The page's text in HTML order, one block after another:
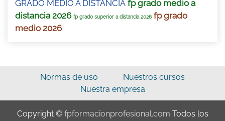
GRADO MEDIO A DISTANCIA fp grado medio a
distancia 2026 fp grado superior a distancia 2026 fp grado
medio 2026
Normas de uso
Nuestros cursos
Nuestra empresa
Copyright © fpformacionprofesional.com Todos los